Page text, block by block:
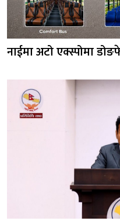
नाईमा अटो एक्स्पोमा